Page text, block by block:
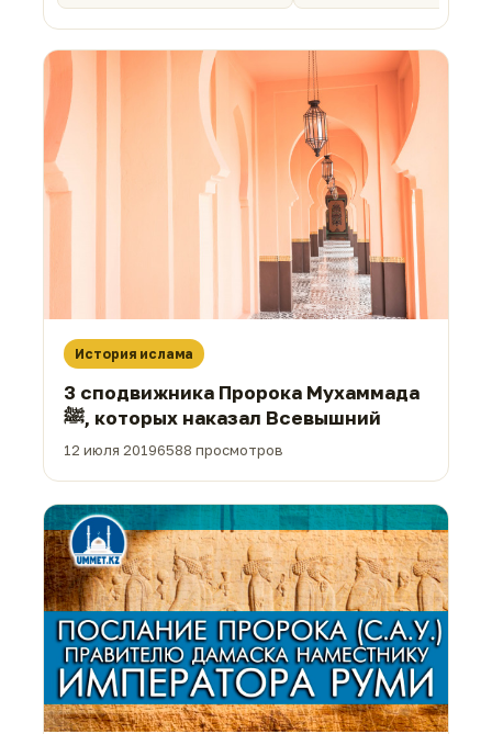
История ислама
3 сподвижника Пророка Мухаммада
ﷺ, которых наказал Всевышний
12 июля 20196588 просмотров